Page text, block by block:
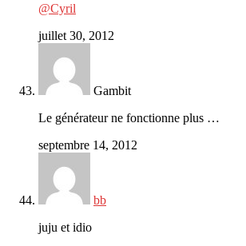
@Cyril
juillet 30, 2012
Gambit
Le générateur ne fonctionne plus …
septembre 14, 2012
bb
juju et idio